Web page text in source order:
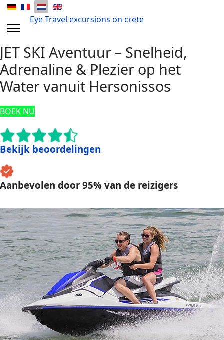
Eye Travel excursions on crete
JET SKI Aventuur – Snelheid,
Adrenaline & Plezier op het
Water vanuit Hersonissos
BOEK NU
Bekijk beoordelingen
Aanbevolen door 95% van de reizigers